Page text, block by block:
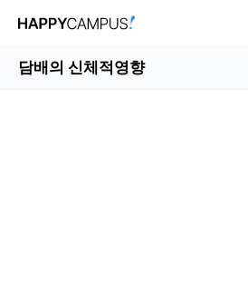
담배의 신체적영향